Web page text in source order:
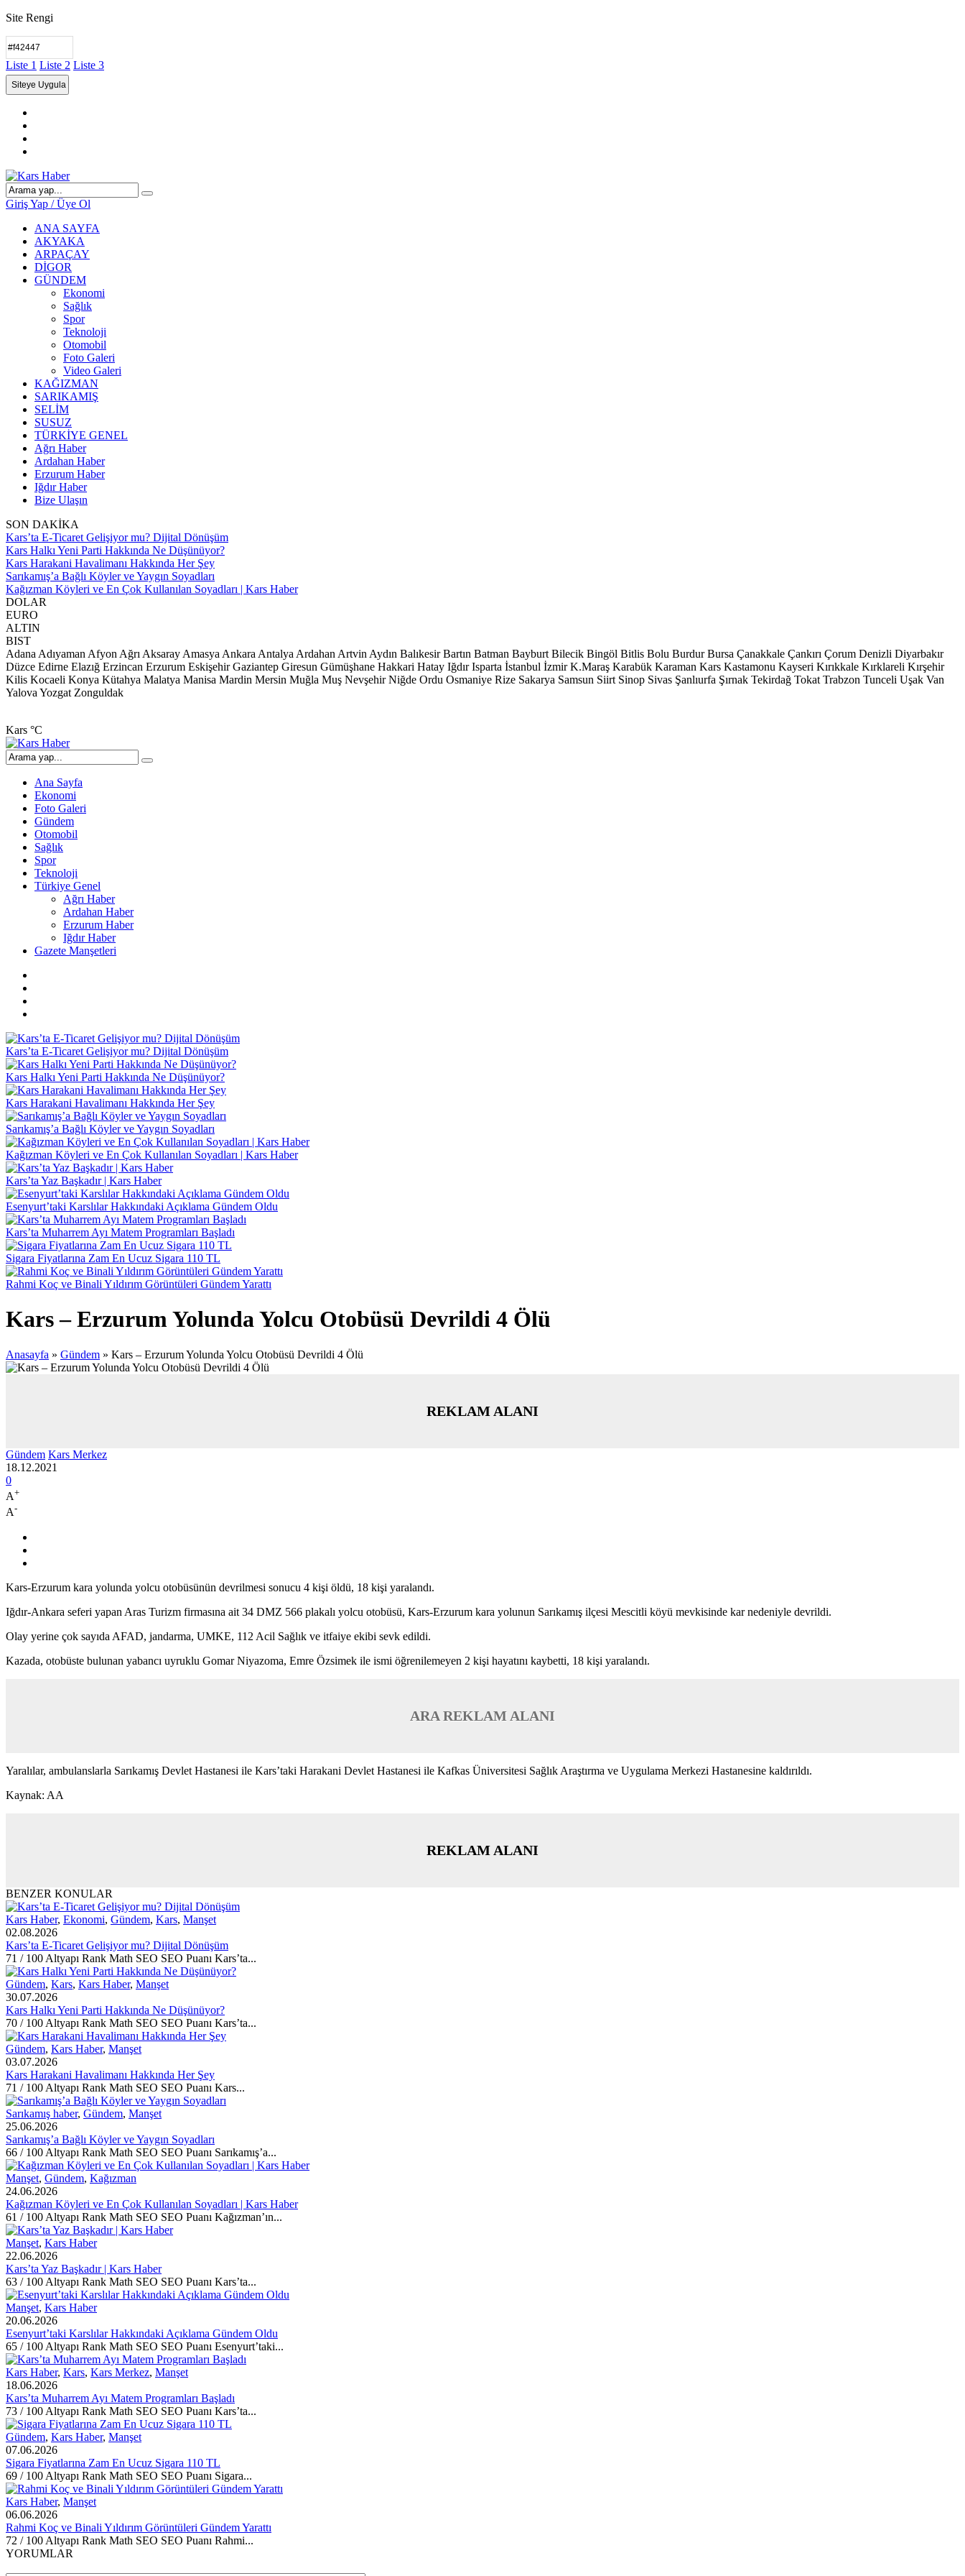
Site Rengi
Liste 1 Liste 2 Liste 3
Giriş Yap / Üye Ol
ANA SAYFA
AKYAKA
ARPAÇAY
DİGOR
GÜNDEM
Ekonomi
Sağlık
Spor
Teknoloji
Otomobil
Foto Galeri
Video Galeri
KAĞIZMAN
SARIKAMIŞ
SELİM
SUSUZ
TÜRKİYE GENEL
Ağrı Haber
Ardahan Haber
Erzurum Haber
Iğdır Haber
Bize Ulaşın
SON DAKİKA
Kars’ta E-Ticaret Gelişiyor mu? Dijital Dönüşüm
Kars Halkı Yeni Parti Hakkında Ne Düşünüyor?
Kars Harakani Havalimanı Hakkında Her Şey
Sarıkamış’a Bağlı Köyler ve Yaygın Soyadları
Kağızman Köyleri ve En Çok Kullanılan Soyadları | Kars Haber
DOLAR
EURO
ALTIN
BIST
Adana Adıyaman Afyon Ağrı Aksaray Amasya Ankara Antalya Ardahan Artvin Aydın Balıkesir Bartın Batman Bayburt Bilecik Bingöl Bitlis Bolu Burdur Bursa Çanakkale Çankırı Çorum Denizli Diyarbakır
Düzce Edirne Elazığ Erzincan Erzurum Eskişehir Gaziantep Giresun Gümüşhane Hakkari Hatay Iğdır Isparta İstanbul İzmir K.Maraş Karabük Karaman Kars Kastamonu Kayseri Kırıkkale Kırklareli Kırşehir
Kilis Kocaeli Konya Kütahya Malatya Manisa Mardin Mersin Muğla Muş Nevşehir Niğde Ordu Osmaniye Rize Sakarya Samsun Siirt Sinop Sivas Şanlıurfa Şırnak Tekirdağ Tokat Trabzon Tunceli Uşak Van
Yalova Yozgat Zonguldak
Kars °C
Ana Sayfa
Ekonomi
Foto Galeri
Gündem
Otomobil
Sağlık
Spor
Teknoloji
Türkiye Genel
Ağrı Haber
Ardahan Haber
Erzurum Haber
Iğdır Haber
Gazete Manşetleri
Kars’ta E-Ticaret Gelişiyor mu? Dijital Dönüşüm
Kars Halkı Yeni Parti Hakkında Ne Düşünüyor?
Kars Harakani Havalimanı Hakkında Her Şey
Sarıkamış’a Bağlı Köyler ve Yaygın Soyadları
Kağızman Köyleri ve En Çok Kullanılan Soyadları | Kars Haber
Kars’ta Yaz Başkadır | Kars Haber
Esenyurt’taki Karslılar Hakkındaki Açıklama Gündem Oldu
Kars’ta Muharrem Ayı Matem Programları Başladı
Sigara Fiyatlarına Zam En Ucuz Sigara 110 TL
Rahmi Koç ve Binali Yıldırım Görüntüleri Gündem Yarattı
Kars – Erzurum Yolunda Yolcu Otobüsü Devrildi 4 Ölü
Anasayfa » Gündem » Kars – Erzurum Yolunda Yolcu Otobüsü Devrildi 4 Ölü
REKLAM ALANI
Gündem Kars Merkez
18.12.2021
0
A+
A-
Kars-Erzurum kara yolunda yolcu otobüsünün devrilmesi sonucu 4 kişi öldü, 18 kişi yaralandı.
Iğdır-Ankara seferi yapan Aras Turizm firmasına ait 34 DMZ 566 plakalı yolcu otobüsü, Kars-Erzurum kara yolunun Sarıkamış ilçesi Mescitli köyü mevkisinde kar nedeniyle devrildi.
Olay yerine çok sayıda AFAD, jandarma, UMKE, 112 Acil Sağlık ve itfaiye ekibi sevk edildi.
Kazada, otobüste bulunan yabancı uyruklu Gomar Niyazoma, Emre Özsimek ile ismi öğrenilemeyen 2 kişi hayatını kaybetti, 18 kişi yaralandı.
ARA REKLAM ALANI
Yaralılar, ambulanslarla Sarıkamış Devlet Hastanesi ile Kars’taki Harakani Devlet Hastanesi ile Kafkas Üniversitesi Sağlık Araştırma ve Uygulama Merkezi Hastanesine kaldırıldı.
Kaynak: AA
REKLAM ALANI
BENZER KONULAR
Kars Haber, Ekonomi, Gündem, Kars, Manşet
02.08.2026
Kars’ta E-Ticaret Gelişiyor mu? Dijital Dönüşüm
71 / 100 Altyapı Rank Math SEO SEO Puanı Kars’ta...
Gündem, Kars, Kars Haber, Manşet
30.07.2026
Kars Halkı Yeni Parti Hakkında Ne Düşünüyor?
70 / 100 Altyapı Rank Math SEO SEO Puanı Kars’ta...
Gündem, Kars Haber, Manşet
03.07.2026
Kars Harakani Havalimanı Hakkında Her Şey
71 / 100 Altyapı Rank Math SEO SEO Puanı Kars...
Sarıkamış haber, Gündem, Manşet
25.06.2026
Sarıkamış’a Bağlı Köyler ve Yaygın Soyadları
66 / 100 Altyapı Rank Math SEO SEO Puanı Sarıkamış’a...
Manşet, Gündem, Kağızman
24.06.2026
Kağızman Köyleri ve En Çok Kullanılan Soyadları | Kars Haber
61 / 100 Altyapı Rank Math SEO SEO Puanı Kağızman’ın...
Manşet, Kars Haber
22.06.2026
Kars’ta Yaz Başkadır | Kars Haber
63 / 100 Altyapı Rank Math SEO SEO Puanı Kars’ta...
Manşet, Kars Haber
20.06.2026
Esenyurt’taki Karslılar Hakkındaki Açıklama Gündem Oldu
65 / 100 Altyapı Rank Math SEO SEO Puanı Esenyurt’taki...
Kars Haber, Kars, Kars Merkez, Manşet
18.06.2026
Kars’ta Muharrem Ayı Matem Programları Başladı
73 / 100 Altyapı Rank Math SEO SEO Puanı Kars’ta...
Gündem, Kars Haber, Manşet
07.06.2026
Sigara Fiyatlarına Zam En Ucuz Sigara 110 TL
69 / 100 Altyapı Rank Math SEO SEO Puanı Sigara...
Kars Haber, Manşet
06.06.2026
Rahmi Koç ve Binali Yıldırım Görüntüleri Gündem Yarattı
72 / 100 Altyapı Rank Math SEO SEO Puanı Rahmi...
YORUMLAR